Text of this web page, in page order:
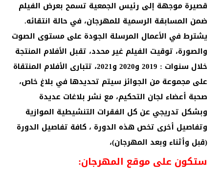
قصيرة موجهة إلى رئيس الجمعية تسمح بعرض الفيلم
ضمن المسابقة الرسمية للمهرجان، في حالة انتقائه.
يشترط في الأعمال المرسلة الجودة على مستوى الصوت
والصورة، توقيت الفيلم غير محدد، تقبل الأفلام المنتجة
خلال سنوات : 2019 و2020 و2021، تتبارى الأفلام المنتقاة
على مجموعة من الجوائز سيتم تحديدها في بلاغ خاص،
صحبة أعضاء لجان التحكيم، مع نشر بلاغات عديدة
وبشكل تدريجي عن كل الفقرات التنشيطية الموازية
وتفاصيل أخرى تخص هذه الدورة ، كافة تفاصيل الدورة
(قبل وأثناء وبعد المهرجان)،
ستكون على موقع المهرجان: